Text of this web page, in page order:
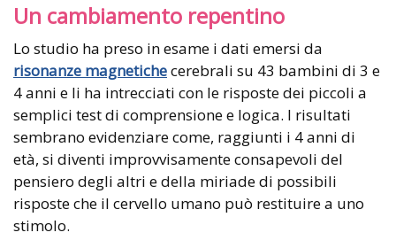
Un cambiamento repentino
Lo studio ha preso in esame i dati emersi da
risonanze magnetichecerebrali su 43 bambini di 3 e
4 anni e li ha intrecciati con le risposte dei piccoli a
semplici test di comprensione e logica. I risultati
sembrano evidenziare come, raggiunti i 4 anni di
età, si diventi improvvisamente consapevoli del
pensiero degli altri e della miriade di possibili
risposte che il cervello umano può restituire a uno
stimolo.